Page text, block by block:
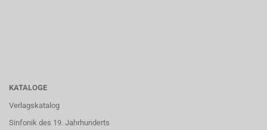
KATALOGE
Verlagskatalog
Sinfonik des 19. Jahrhunderts